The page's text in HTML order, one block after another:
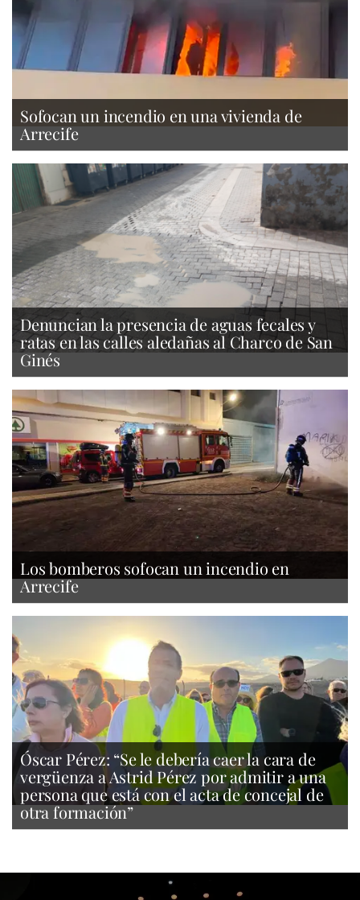
Sofocan un incendio en una vivienda de
Arrecife
Denuncian la presencia de aguas fecales y
ratas en las calles aledañas al Charco de San
Ginés
Los bomberos sofocan un incendio en
Arrecife
Óscar Pérez: “Se le debería caer la cara de
vergüenza a Astrid Pérez por admitir a una
persona que está con el acta de concejal de
otra formación”